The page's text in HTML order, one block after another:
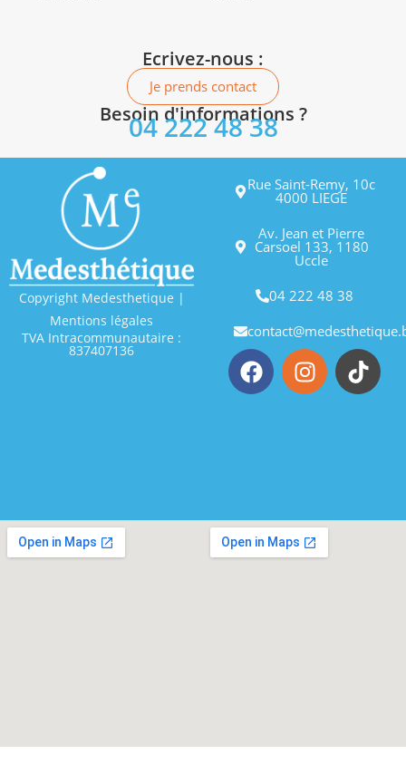
Ecrivez-nous :
Je prends contact
Besoin d'informations ?
04 222 48 38
Copyright Medesthetique |
Mentions légales
TVA Intracommunautaire :
837407136
Rue Saint-Remy, 10c
4000 LIEGE
Av. Jean et Pierre
Carsoel 133, 1180
Uccle
04 222 48 38